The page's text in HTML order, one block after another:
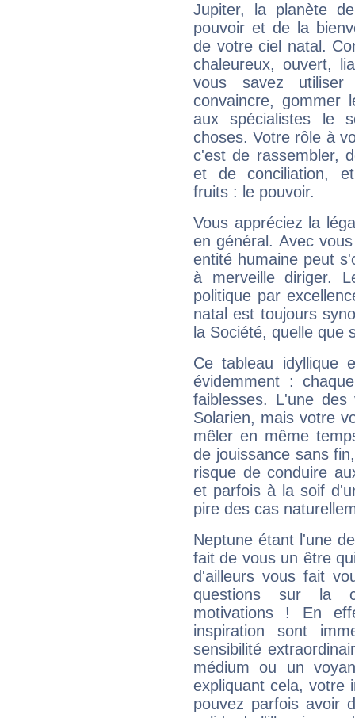
Jupiter, la planète
pouvoir et de la
de votre ciel natal.
chaleureux, ouvert,
vous savez
convaincre, gommer
aux spécialistes le
choses. Votre rôle à
c'est de rassembler,
et de conciliation,
fruits : le pouvoir.
Vous appréciez la
en général. Avec
entité humaine peut
à merveille diriger.
politique par
natal est toujours
la Société, quelle que
Ce tableau idyllique
évidemment :
faiblesses. L'une
Solarien, mais votre
mêler en même
de jouissance sans
risque de conduire
et parfois à la soif
pire des cas
Neptune étant l'une
fait de vous un être
d'ailleurs vous fait
questions sur la
motivations ! En
inspiration sont
sensibilité
médium ou un
expliquant cela, votre
pouvez parfois avoir